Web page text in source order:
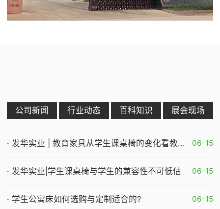
公司新闻 行业动态 百科知识 展会现场
· 发华实业 | 教育家具从学生课桌椅的变化看教... 06-15
· 发华实业|学生课桌椅与学生的兼容性不可低估 06-15
· 学生公寓床如何选购与定制适合的? 06-15